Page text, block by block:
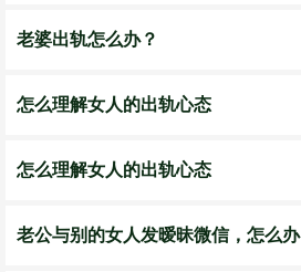
老婆出轨怎么办？
怎么理解女人的出轨心态
怎么理解女人的出轨心态
老公与别的女人发暧昧微信，怎么办